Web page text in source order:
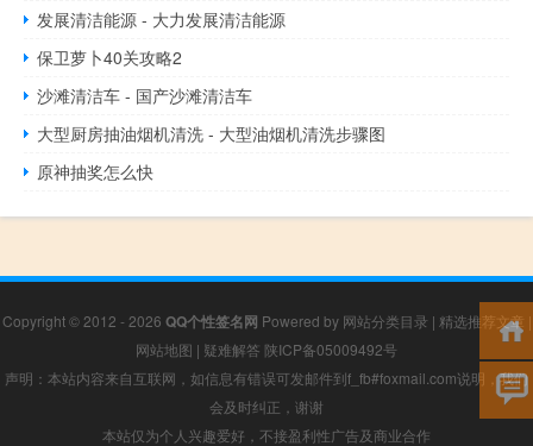
发展清洁能源 - 大力发展清洁能源
保卫萝卜40关攻略2
沙滩清洁车 - 国产沙滩清洁车
大型厨房抽油烟机清洗 - 大型油烟机清洗步骤图
原神抽奖怎么快
Copyright © 2012 - 2026 QQ个性签名网 Powered by 网站分类目录 | 精选推荐文章 |
网站地图 | 疑难解答 陕ICP备05009492号
声明：本站内容来自互联网，如信息有错误可发邮件到f_fb#foxmail.com说明，我们
会及时纠正，谢谢
本站仅为个人兴趣爱好，不接盈利性广告及商业合作